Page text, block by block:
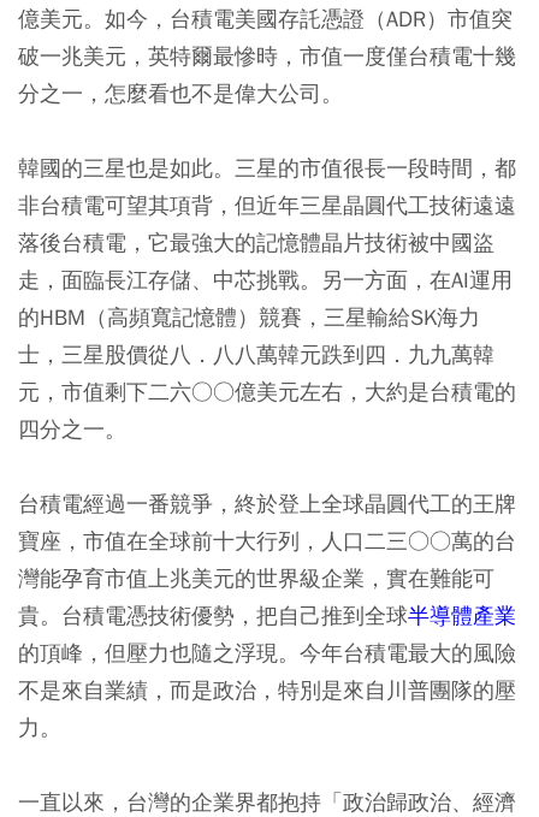
億美元。如今，台積電美國存託憑證（ADR）市值突
破一兆美元，英特爾最慘時，市值一度僅台積電十幾
分之一，怎麼看也不是偉大公司。
韓國的三星也是如此。三星的市值很長一段時間，都
非台積電可望其項背，但近年三星晶圓代工技術遠遠
落後台積電，它最強大的記憶體晶片技術被中國盜
走，面臨長江存儲、中芯挑戰。另一方面，在AI運用
的HBM（高頻寬記憶體）競賽，三星輸給SK海力
士，三星股價從八．八八萬韓元跌到四．九九萬韓
元，市值剩下二六○○億美元左右，大約是台積電的
四分之一。
台積電經過一番競爭，終於登上全球晶圓代工的王牌
寶座，市值在全球前十大行列，人口二三○○萬的台
灣能孕育市值上兆美元的世界級企業，實在難能可
貴。台積電憑技術優勢，把自己推到全球半導體產業
的頂峰，但壓力也隨之浮現。今年台積電最大的風險
不是來自業績，而是政治，特別是來自川普團隊的壓
力。
一直以來，台灣的企業界都抱持「政治歸政治、經濟